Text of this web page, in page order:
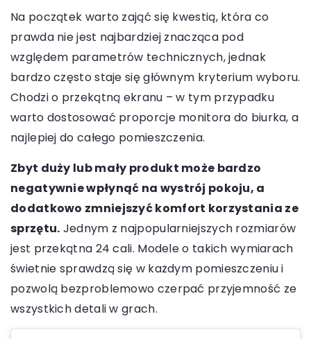
Na początek warto zająć się kwestią, która co
prawda nie jest najbardziej znacząca pod
względem parametrów technicznych, jednak
bardzo często staje się głównym kryterium wyboru.
Chodzi o przekątną ekranu – w tym przypadku
warto dostosować proporcje monitora do biurka, a
najlepiej do całego pomieszczenia.
Zbyt duży lub mały produkt może bardzo
negatywnie wpłynąć na wystrój pokoju, a
dodatkowo zmniejszyć komfort korzystania ze
sprzętu. Jednym z najpopularniejszych rozmiarów
jest przekątna 24 cali. Modele o takich wymiarach
świetnie sprawdzą się w każdym pomieszczeniu i
pozwolą bezproblemowo czerpać przyjemność ze
wszystkich detali w grach.